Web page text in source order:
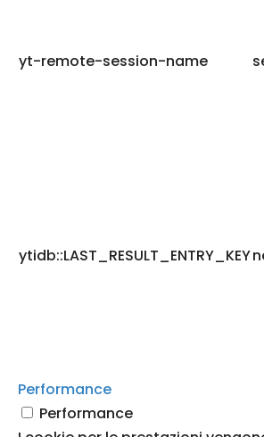
yt-remote-session-name
ytidb::LAST_RESULT_ENTRY_KEY
Performance
Performance